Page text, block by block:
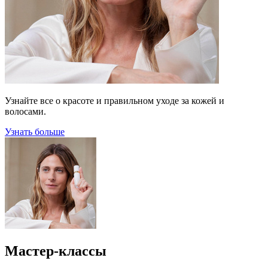
Узнайте все о красоте и правильном уходе за кожей и
волосами.
Узнать больше
Мастер-классы